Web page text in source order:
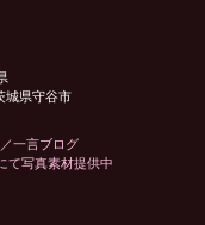
城県守谷市
一言ブログ
て写真素材提供中